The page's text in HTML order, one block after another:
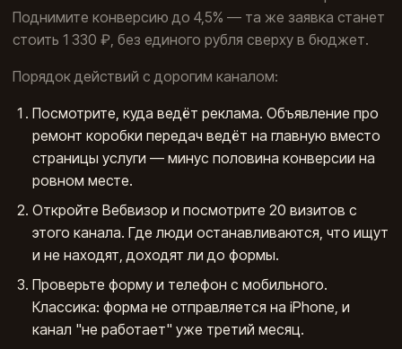
Поднимите конверсию до 4,5% — та же заявка станет
стоить 1 330 ₽, без единого рубля сверху в бюджет.
Порядок действий с дорогим каналом:
Посмотрите, куда ведёт реклама. Объявление про
ремонт коробки передач ведёт на главную вместо
страницы услуги — минус половина конверсии на
ровном месте.
Откройте Вебвизор и посмотрите 20 визитов с
этого канала. Где люди останавливаются, что ищут
и не находят, доходят ли до формы.
Проверьте форму и телефон с мобильного.
Классика: форма не отправляется на iPhone, и
канал "не работает" уже третий месяц.